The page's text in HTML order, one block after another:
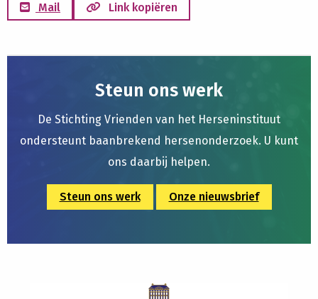
Mail
Link kopiëren
Steun ons werk
De Stichting Vrienden van het Herseninstituut
ondersteunt baanbrekend hersenonderzoek. U kunt
ons daarbij helpen.
Steun ons werk Onze nieuwsbrief